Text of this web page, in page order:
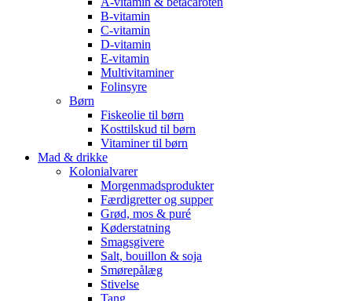
B-vitamin
C-vitamin
D-vitamin
E-vitamin
Multivitaminer
Folinsyre
Børn
Fiskeolie til børn
Kosttilskud til børn
Vitaminer til børn
Mad & drikke
Kolonialvarer
Morgenmadsprodukter
Færdigretter og supper
Grød, mos & puré
Køderstatning
Smagsgivere
Salt, bouillon & soja
Smørepålæg
Stivelse